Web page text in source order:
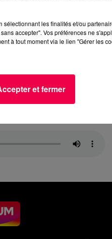
sélectionnant les finalités et/ou
accepter". Vos préférences ne
à tout moment via le lien "Gérer les
et fermer